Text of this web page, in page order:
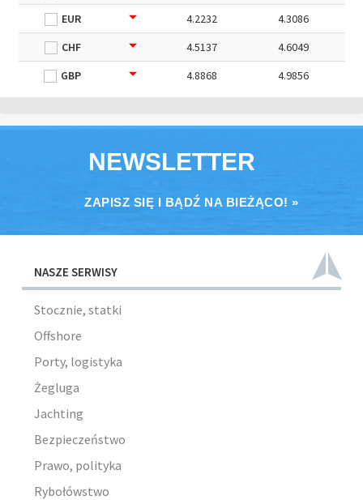
EUR
4.2232
4.3086
CHF
4.5137
4.6049
GBP
4.8868 4.9856
NEWSLETTER
ZAPISZ SIĘ I BĄDŹ NA BIEŻĄCO! »
NASZE SERWISY
Stocznie, statki
Offshore
Porty, logistyka
Żegluga
Jachting
Bezpieczeństwo
Prawo, polityka
Rybołówstwo